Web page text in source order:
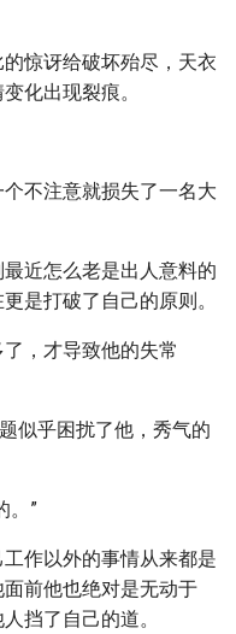
惊讶给破坏殆尽，天衣
化出现裂痕。
不注意就损失了一名大
近怎么老是出人意料的
是打破了自己的原则。
，才导致他的失常
似乎困扰了他，秀气的
。”
作以外的事情从来都是
前他也绝对是无动于
挡了自己的道。